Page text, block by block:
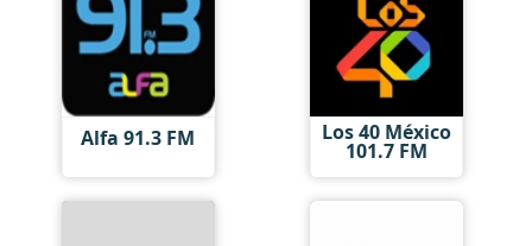
Alfa 91.3 FM Los 40 México
101.7 FM